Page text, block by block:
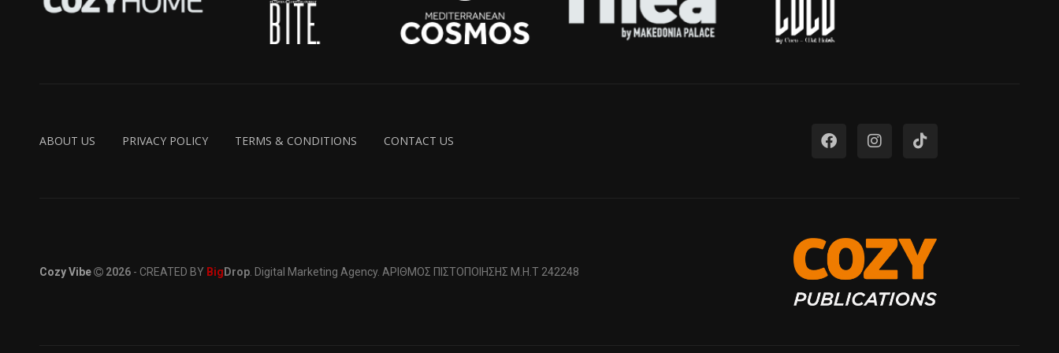
ABOUT US PRIVACY POLICY TERMS & CONDITIONS CONTACT US
Cozy Vibe 2026 - CREATED BY Big Drop . Digital Marketing Agency. ΑΡΙΘΜΟΣ ΠΙΣΤΟΠΟΙΗΣΗΣ Μ.Η.Τ 242248